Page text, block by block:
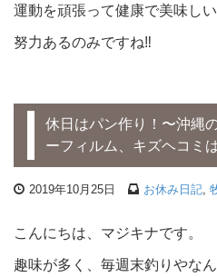
運動を頑張って健康で美味し
努力あるのみですね‼
休日はパン作り！〜沖縄
ーフィルム、キズヘコミ
2019年10月25日 お休み日記
こんにちは、マジキナです。
趣味が多く、毎週末釣りやな